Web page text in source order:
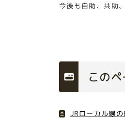
今後も自助、共助
この
JRローカル線